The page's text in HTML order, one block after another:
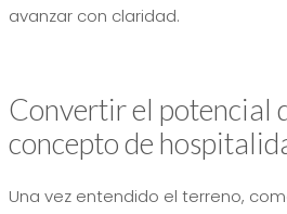
avanzar con claridad.
Convertir el potencial
concepto de
Una vez entendido el terreno,